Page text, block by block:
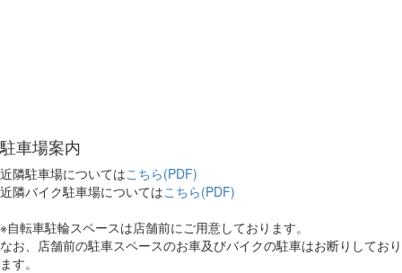
駐車場案内
近隣駐車場についてはこちら(PDF)
近隣バイク駐車場についてはこちら(PDF)
※自転車駐輪スペースは店舗前にご用意しております。
なお、店舗前の駐車スペースのお車及びバイクの駐車はお断りしており
ます。